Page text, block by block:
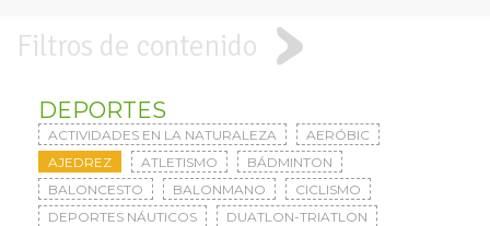
Filtros de contenido
DEPORTES
ACTIVIDADES EN LA NATURALEZA
AERÓBIC
AJEDREZ
ATLETISMO
BÁDMINTON
BALONCESTO
BALONMANO
CICLISMO
DEPORTES NÁUTICOS
DUATLON-TRIATLON